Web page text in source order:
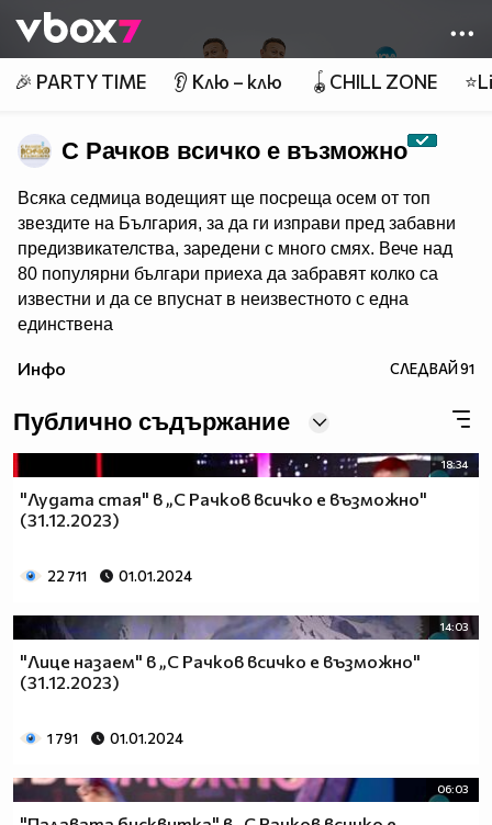
👾
🎉 PARTY TIME 👂 Клю – клю 🪀CHILL ZONE
С Рачков всичко е възможно
Всяка седмица водещият ще посреща осем от топ
звездите на България, за да ги изправи пред забавни
предизвикателства, заредени с много смях. Вече над
80 популярни българи приеха да забравят колко са
известни и да се впуснат в неизвестното с една
единствена
Гледайте "С Рачков всичко е възможно" - всяка събота
Инфо СЛЕДВАЙ91
Публично съдържание
18:34
"Лудата стая" в „С Рачков всичко е възможно"
(31.12.2023)
22 711 01.01.2024
14:03
"Лице назаем" в „С Рачков всичко е възможно"
(31.12.2023)
1 791 01.01.2024
06:03